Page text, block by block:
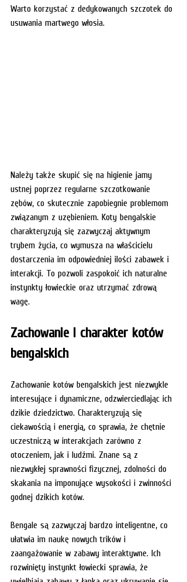
Warto korzystać z dedykowanych szczotek do
usuwania martwego włosia.
Należy także skupić się na higienie jamy
ustnej poprzez regularne szczotkowanie
zębów, co skutecznie zapobiegnie problemom
związanym z uzębieniem. Koty bengalskie
charakteryzują się zazwyczaj aktywnym
trybem życia, co wymusza na właścicielu
dostarczenia im odpowiedniej ilości zabawek i
interakcji. To pozwoli zaspokoić ich naturalne
instynkty łowieckie oraz utrzymać zdrową
wagę.
Zachowanie i charakter kotów
bengalskich
Zachowanie kotów bengalskich jest niezwykle
interesujące i dynamiczne, odzwierciedlając ich
dzikie dziedzictwo. Charakteryzują się
ciekawością i energią, co sprawia, że chętnie
uczestniczą w interakcjach zarówno z
otoczeniem, jak i ludźmi. Znane są z
niezwykłej sprawności fizycznej, zdolności do
skakania na imponujące wysokości i zwinności
godnej dzikich kotów.
Bengale są zazwyczaj bardzo inteligentne, co
ułatwia im naukę nowych trików i
zaangażowanie w zabawy interaktywne. Ich
rozwinięty instynkt łowiecki sprawia, że